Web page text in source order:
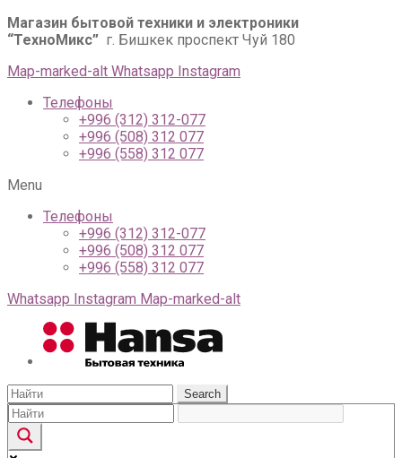
Магазин бытовой техники и электроники
“ТехноМикс” г. Бишкек проспект Чуй 180
Map-marked-alt Whatsapp Instagram
Телефоны
+996 (312) 312-077
+996 (508) 312 077
+996 (558) 312 077
Menu
Телефоны
+996 (312) 312-077
+996 (508) 312 077
+996 (558) 312 077
Whatsapp Instagram Map-marked-alt
Search